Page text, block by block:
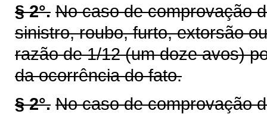
§ 2°. No caso de comprovação
sinistro, roubo, furto, extorsão
razão de 1/12 (um doze avos)
da ocorrência do fato.
§ 2°. No caso de comprovação